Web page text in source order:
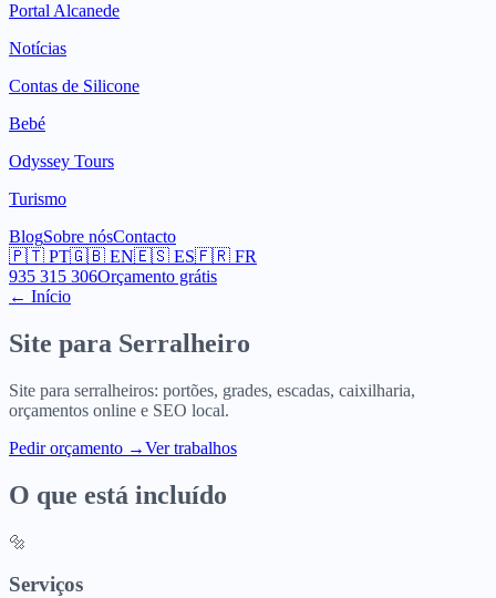
Portal Alcanede
Notícias
Contas de Silicone
Bebé
Odyssey Tours
Turismo
BlogSobre nósContacto
🇵🇹 PT🇬🇧 EN🇪🇸 ES🇫🇷 FR
935 315 306Orçamento grátis
← Início
Site para Serralheiro
Site para serralheiros: portões, grades, escadas, caixilharia,
orçamentos online e SEO local.
Pedir orçamento →Ver trabalhos
O que está incluído
🔩
Serviços